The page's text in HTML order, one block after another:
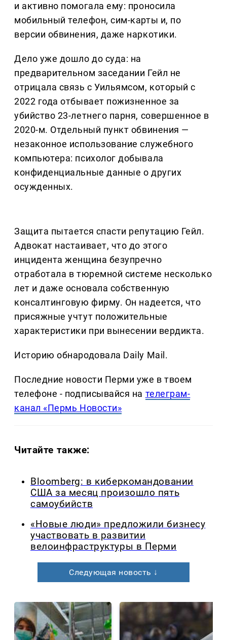
и активно помогала ему: проносила
мобильный телефон, сим-карты и, по
версии обвинения, даже наркотики.
Дело уже дошло до суда: на
предварительном заседании Гейл не
отрицала связь с Уильямсом, который с
2022 года отбывает пожизненное за
убийство 23-летнего парня, совершенное в
2020-м. Отдельный пункт обвинения —
незаконное использование служебного
компьютера: психолог добывала
конфиденциальные данные о других
осужденных.
Защита пытается спасти репутацию Гейл.
Адвокат настаивает, что до этого
инцидента женщина безупречно
отработала в тюремной системе несколько
лет и даже основала собственную
консалтинговую фирму. Он надеется, что
присяжные учтут положительные
характеристики при вынесении вердикта.
Историю обнародовала Daily Mail.
Последние новости Перми уже в твоем
телефоне - подписывайся на телеграм-
канал «Пермь Новости»
Читайте также:
Bloomberg: в киберкомандовании
США за месяц произошло пять
самоубийств
«Новые люди» предложили бизнесу
участвовать в развитии
велоинфраструктуры в Перми
Следующая новость ↓